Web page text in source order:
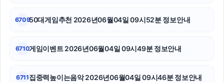
서울암요양병원
광고대행사
670950대게임추천 2026년06월04일 09시52분 정보안내
6710게임이벤트 2026년06월04일 09시49분 정보안내
6711집중력높이는음악 2026년06월04일 09시46분 정보안내